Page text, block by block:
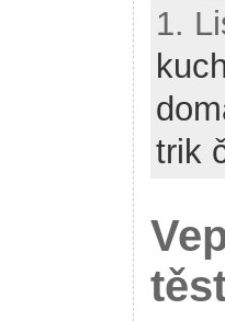
1.
trik